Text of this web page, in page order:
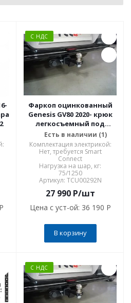
С НДС
Фаркоп оцинкованный
Genesis GV80 2020- крюк
легкосъемный под
квадрат 50х50 (нерж.
шар). Только для машин
с дизельным
двигателем и без
мочевины TCU00292N
Есть в наличии (1)
Комплектация электрикой:
Нет, требуется Smart
Connect
Нагрузка на шар, кг:
75/1250
Артикул: TCU00292N
27 990P/шт
Цена с уст-ой: 36 190 P
В корзину
С НДС